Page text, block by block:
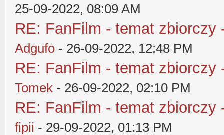
25-09-2022, 08:09 AM
RE: FanFilm - temat zbiorczy
Adgufo - 26-09-2022, 12:48 PM
RE: FanFilm - temat zbiorczy
Tomek - 26-09-2022, 02:10 PM
RE: FanFilm - temat zbiorczy
fipii - 29-09-2022, 01:13 PM